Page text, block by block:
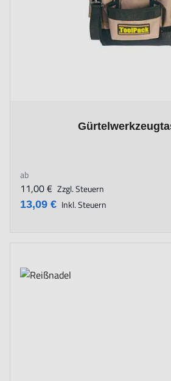
The price depends on the options
ab
13,09 € Inkl. Steuern
11,00 € Zzgl. Steuern